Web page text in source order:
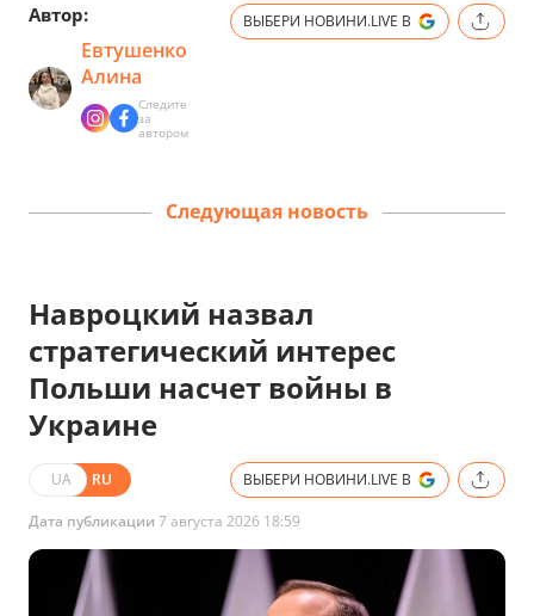
Автор:
Евтушенко
Алина
Следите
за
автором
ВЫБЕРИ НОВИНИ.LIVE В
Следующая новость
Навроцкий назвал
стратегический интерес
Польши насчет войны в
Украине
UA RU ВЫБЕРИ НОВИНИ.LIVE В
Дата публикации 7 августа 2026 18:59